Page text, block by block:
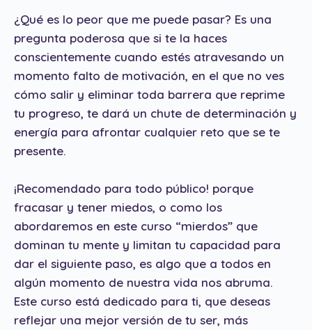
¿Qué es lo peor que me puede pasar? Es una
pregunta poderosa que si te la haces
conscientemente cuando estés atravesando un
momento falto de motivación, en el que no ves
cómo salir y eliminar toda barrera que reprime
tu progreso, te dará un chute de determinación y
energía para afrontar cualquier reto que se te
presente.
¡Recomendado para todo público! porque
fracasar y tener miedos, o como los
abordaremos en este curso “mierdos” que
dominan tu mente y limitan tu capacidad para
dar el siguiente paso, es algo que a todos en
algún momento de nuestra vida nos abruma.
Este curso está dedicado para ti, que deseas
reflejar una mejor versión de tu ser, más